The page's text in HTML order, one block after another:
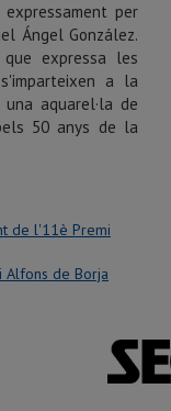
expressament per
Ángel González.
expressa les
a la
aquarel·la de
50 anys de la
de l'11è Premi
de Borja